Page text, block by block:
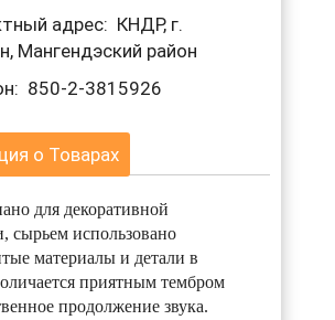
адрес: КНДР, г.
Мангендэский район
850-2-3815926
о Товарах
для декоративной
сырьем использовано
материалы и детали в
приятным тембром
продолжение звука.